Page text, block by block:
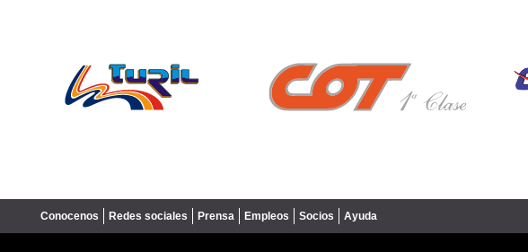
Conocenos Redes sociales Prensa Empleos Socios Ayuda